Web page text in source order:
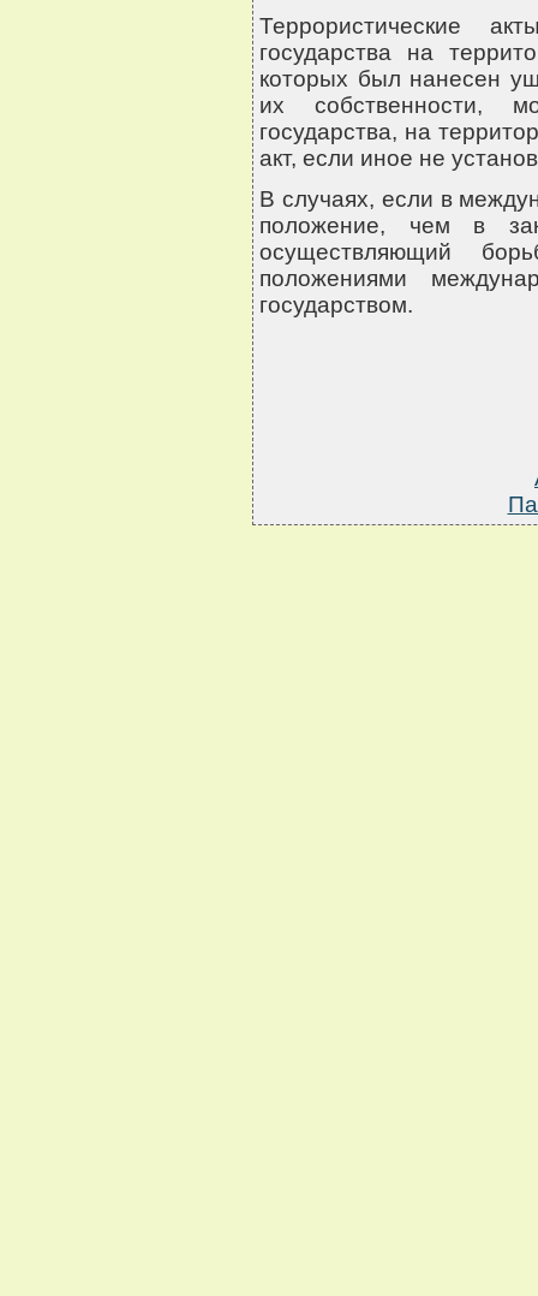
Террористические
государства на
которых был нанесен
их собственности,
государства, на
акт, если иное не
В случаях, если в
положение, чем в
осуществляющий
положениями
государством.